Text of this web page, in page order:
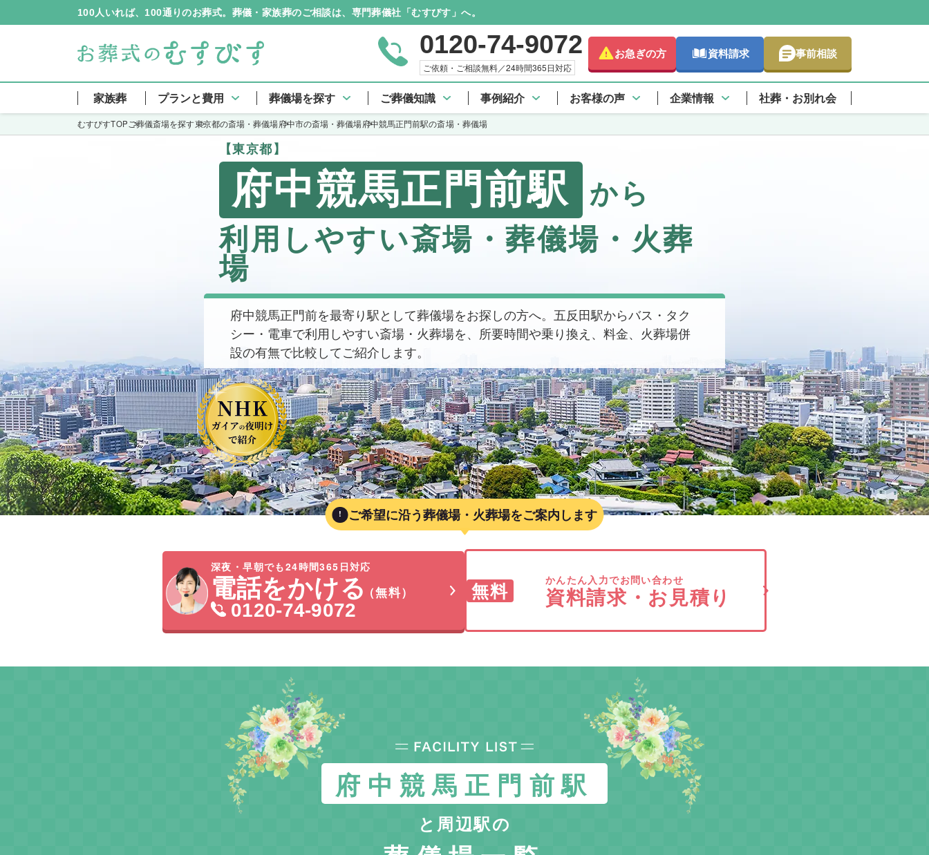
100人いれば、100通りのお葬式。葬儀・家族葬のご相談は、専門葬儀社「むすびす」へ。
0120-74-9072
ご依頼・ご相談無料／24時間365日対応
お急ぎの方 資料請求 事前相談
家族葬 プランと費用 葬儀場を探す ご葬儀知識 事例紹介 お客様の声 企業情報 社葬・お別れ会
むすびすTOPご葬儀斎場を探す東京都の斎場・葬儀場府中市の斎場・葬儀場府中競馬正門前駅の斎場・葬儀場
【東京都】
府中競馬正門前駅 から
利用しやすい斎場・葬儀場・火葬
場
府中競馬正門前を最寄り駅として葬儀場をお探しの方へ。五反田駅からバス・タク
シー・電車で利用しやすい斎場・火葬場を、所要時間や乗り換え、料金、火葬場併
設の有無で比較してご紹介します。
ご希望に沿う葬儀場・火葬場をご案内します
深夜・早朝でも24時間365日対応
電話をかける （無料）
0120-74-9072
無料 かんたん入力でお問い合わせ
資料請求・お見積り
府中競馬正門前駅
と周辺駅の